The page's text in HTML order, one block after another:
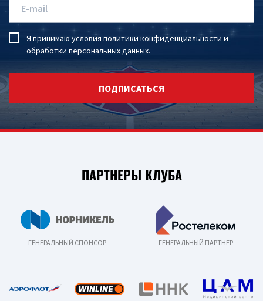
Я принимаю условия политики конфиденциальности и
обработки персональных данных.
ПОДПИСАТЬСЯ
ПАРТНЕРЫ КЛУБА
ГЕНЕРАЛЬНЫЙ СПОНСОР ГЕНЕРАЛЬНЫЙ ПАРТНЕР